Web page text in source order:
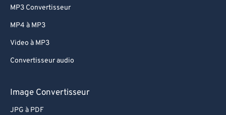
MP3 Convertisseur
MP4 à MP3
Video à MP3
Convertisseur audio
Image Convertisseur
JPG à PDF